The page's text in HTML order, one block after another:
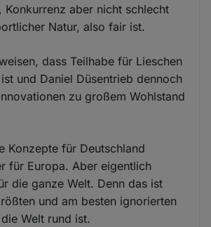
Konkurrenz aber nicht schlecht
Natur, also fair ist.
dass Teilhabe für Lieschen
und Daniel Düsentrieb dennoch
zu großem Wohlstand
Konzepte für Deutschland
für Europa. Aber eigentlich
die ganze Welt. Denn das ist
und am besten ignorierten
Welt rund ist.